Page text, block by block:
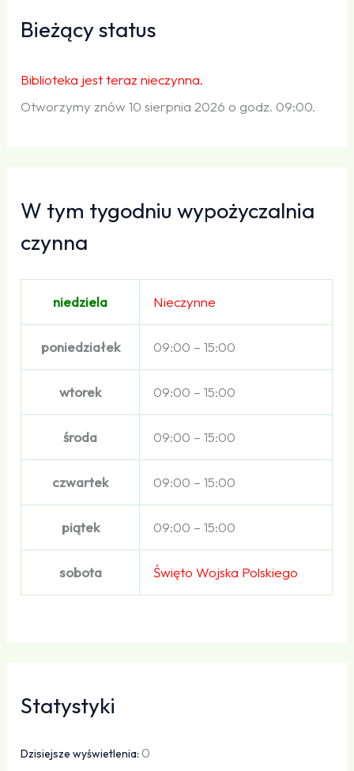
Bieżący status
Biblioteka jest teraz nieczynna.
Otworzymy znów 10 sierpnia 2026 o godz. 09:00.
W tym tygodniu wypożyczalnia
czynna
niedziela Nieczynne
poniedziałek 09:00 – 15:00
wtorek 09:00 – 15:00
środa 09:00 – 15:00
czwartek 09:00 – 15:00
piątek 09:00 – 15:00
sobota Święto Wojska Polskiego
Statystyki
Dzisiejsze wyświetlenia: 0